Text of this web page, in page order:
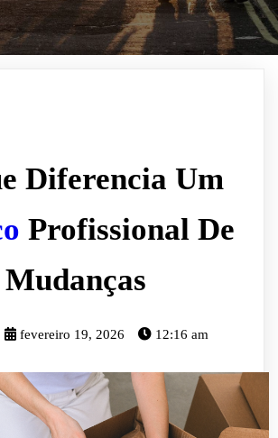
Diferencia Um
Profissional De
Mudanças
fevereiro 19, 2026 12:16 am